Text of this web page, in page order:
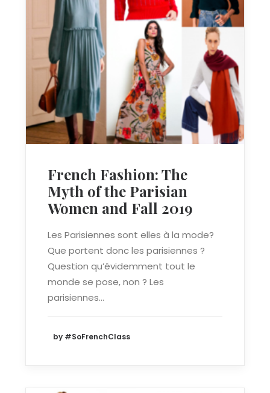
French Fashion: The
Myth of the Parisian
Women and Fall 2019
Les Parisiennes sont elles à la mode?
Que portent donc les parisiennes ?
Question qu’évidemment tout le
monde se pose, non ? Les
parisiennes…
by #SoFrenchClass